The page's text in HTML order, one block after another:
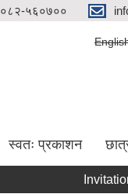
०८२-५६०७००
स्वतः प्रकाशन
Invitation